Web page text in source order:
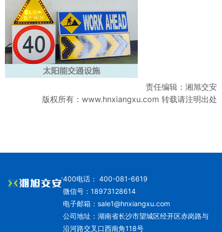
责任编辑：湘旭交安
版权所有： www.hnxiangxu.com 转载请注明出处
400电话： 400-081-6619
微信号：18973128614
电子邮箱： sale1@hnxiangxu.com
公司地址：湖南省长沙市望城区经开区赤岗路与
沿河路交叉口西南角118号